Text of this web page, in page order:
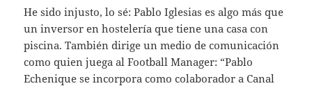
He sido injusto, lo sé: Pablo Iglesias es algo más que
un inversor en hostelería que tiene una casa con
piscina. También dirige un medio de comunicación
como quien juega al Football Manager: “Pablo
Echenique se incorpora como colaborador a Canal